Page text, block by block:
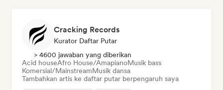
Cracking Records
Kurator Daftar Putar
> 4600 jawaban yang diberikan
Acid houseAfro House/AmapianoMusik bass
Komersial/MainstreamMusik dansa
Tambahkan artis ke daftar putar berpengaruh saya